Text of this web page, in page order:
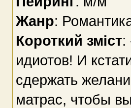
Жанр:
Короткий зміст:
идиотов! И
сдержать
матрас, чтобы